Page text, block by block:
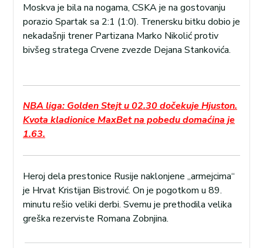
Moskva je bila na nogama, CSKA je na gostovanju
porazio Spartak sa 2:1 (1:0). Trenersku bitku dobio je
nekadašnji trener Partizana Marko Nikolić protiv
bivšeg stratega Crvene zvezde Dejana Stankovića.
NBA liga: Golden Stejt u 02.30 dočekuje Hjuston.
Kvota kladionice MaxBet na pobedu domaćina je
1.63.
Heroj dela prestonice Rusije naklonjene „armejcima“
je Hrvat Kristijan Bistrović. On je pogotkom u 89.
minutu rešio veliki derbi. Svemu je prethodila velika
greška rezerviste Romana Zobnjina.